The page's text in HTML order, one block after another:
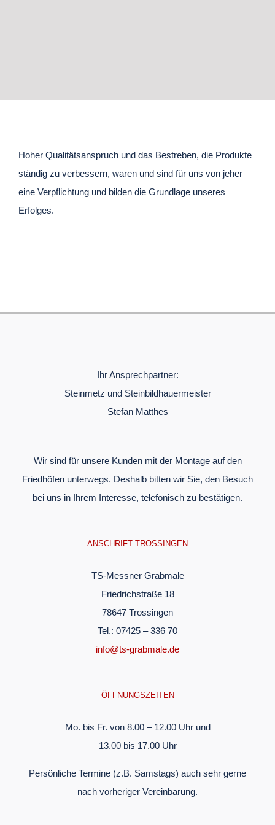
Hoher Qualitätsanspruch und das Bestreben, die Produkte
ständig zu verbessern, waren und sind für uns von jeher
eine Verpflichtung und bilden die Grundlage unseres
Erfolges.
Ihr Ansprechpartner:
Steinmetz und Steinbildhauermeister
Stefan Matthes
Wir sind für unsere Kunden mit der Montage auf den
Friedhöfen unterwegs. Deshalb bitten wir Sie, den Besuch
bei uns in Ihrem Interesse, telefonisch zu bestätigen.
ANSCHRIFT TROSSINGEN
TS-Messner Grabmale
Friedrichstraße 18
78647 Trossingen
Tel.: 07425 – 336 70
info@ts-grabmale.de
ÖFFNUNGSZEITEN
Mo. bis Fr. von 8.00 – 12.00 Uhr und
13.00 bis 17.00 Uhr
Persönliche Termine (z.B. Samstags) auch sehr gerne
nach vorheriger Vereinbarung.